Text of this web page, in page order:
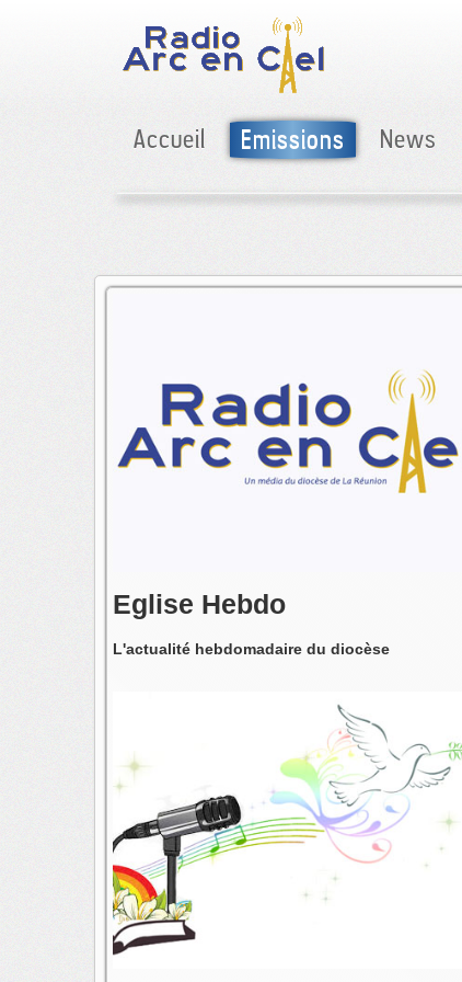
Accueil Emissions News
Eglise Hebdo
L'actualité hebdomadaire du diocèse